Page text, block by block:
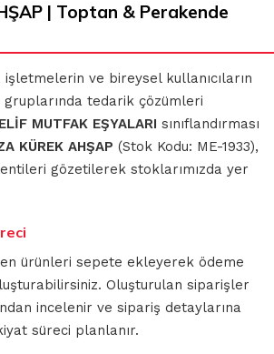
| Toptan & Perakende
işletmelerin ve bireysel kullanıcıların
gruplarında tedarik çözümleri
MUTFAK EŞYALARI sınıflandırması
KÜREK AHŞAP (Stok Kodu: ME-1933),
gözetilerek stoklarımızda yer
ürünleri sepete ekleyerek ödeme
Oluşturulan siparişler
incelenir ve sipariş detaylarına
süreci planlanır.